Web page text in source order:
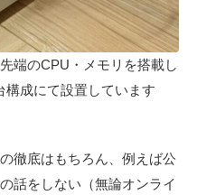
端のCPU・メモリを搭載し
構成にて設置しています
徹底はもちろん、例えば公
話をしない（無論オンライ